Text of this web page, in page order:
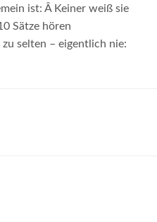
ist: Â Keiner weiß sie
Sätze hören
selten – eigentlich nie: